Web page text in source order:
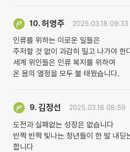
10.허영주 2025.03.18 09:33
인류를 위하는 이로운 일들은
주저할 것 없이 과감히 밀고 나가야 한
세계 위인들은 인류 복지를 위하여
온 몸의 열정을 모두 불 태웠습니다.
9.김정선 2025.03.18 08:59
도전과 실패없는 성장은 없습니다
반짝 반짝 빛나는 청년들이 한 발 내딛
합니다